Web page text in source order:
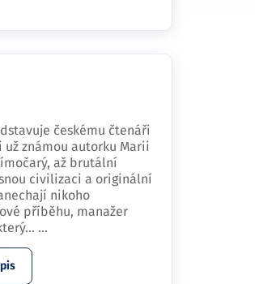
českému čtenáři
už známou autorku Marii
až brutální
civilizaci a originální
nikoho
příběhu, manažer
...